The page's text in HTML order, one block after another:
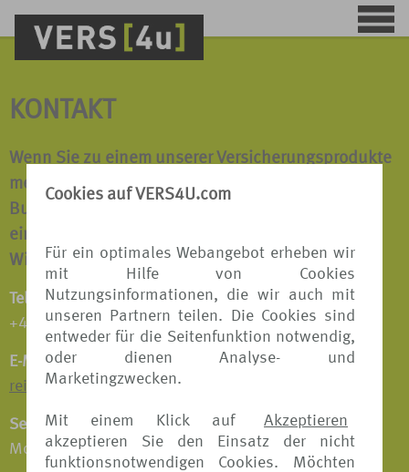
Cookies auf VERS4U.com
Für ein optimales Webangebot erheben wir
mit Hilfe von Cookies
Nutzungsinformationen, die wir auch mit
unseren Partnern teilen. Die Cookies sind
entweder für die Seitenfunktion notwendig,
oder dienen Analyse- und
Marketingzwecken.
Mit einem Klick auf
Akzeptieren
akzeptieren Sie den Einsatz der nicht
funktionsnotwendigen Cookies. Möchten
KONTAKT
Wenn Sie zu einem unserer Versicherungsprodukte
mehr erfahren möchten oder wir Ihnen bei einer
Buchung behilflich sein dürfen, sprechen Sie uns
einfach an.
Wir beraten Sie gerne!
Telefon:
+49 511 8798 9809
E-Mail:
reiseversicherungen@tui.de
Servicezeiten:
Montag - Freitag: 09:00 - 16:00 Uhr